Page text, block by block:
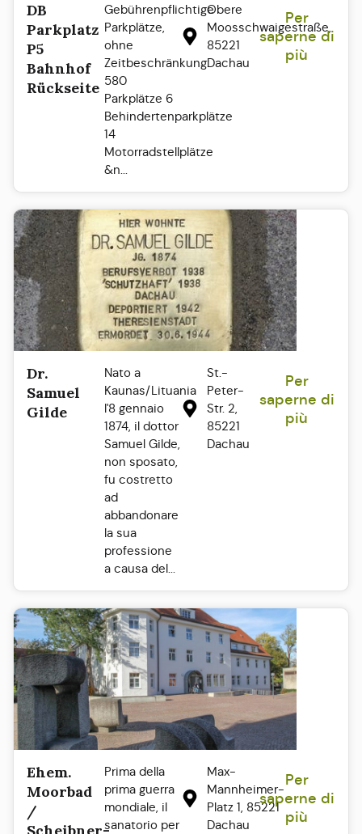
DB
Parkplatz
P5
Bahnhof
Rückseite
Gebührenpflichtige
Parkplätze,
ohne
Zeitbeschränkung:
580
Parkplätze 6
Behindertenparkplätze
14
Motorradstellplätze
&n...
Obere
Moosschwaigestraße,
85221
Dachau
Per
saperne di
più
Dr.
Samuel
Gilde
Nato a
Kaunas/Lituania
l'8 gennaio
1874, il dottor
Samuel Gilde,
non sposato,
fu costretto
ad
abbandonare
la sua
professione
a causa del...
St.-
Peter-
Str. 2,
85221
Dachau
Per
saperne di
più
Ehem.
Moorbad
/
Prima della
prima guerra
mondiale, il
sanatorio per
Max-
Mannheimer-
Platz 1, 85221
Dachau
Per
saperne di
più